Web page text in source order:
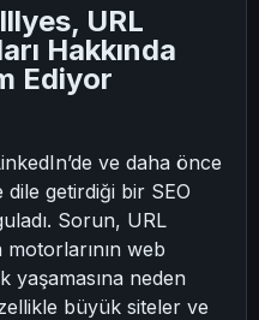
URL
Hakkında
Ediyor
ve daha önce
dile getirdiği bir SEO
Sorun, URL
web
yaşamasına neden
büyük siteler ve